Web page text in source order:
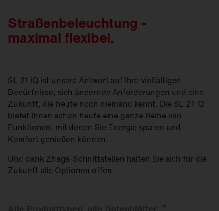
Straßen­beleuchtung -
maximal flexibel.
SL 21 iQ ist unsere Antwort auf Ihre vielfältigen
Bedürfnisse, sich ändernde Anforderungen und eine
Zukunft, die heute noch niemand kennt. Die SL 21 iQ
bietet Ihnen schon heute eine ganze Reihe von
Funktionen, mit denen Sie Energie sparen und
Komfort genießen können.
Und dank Zhaga-Schnittstellen halten Sie sich für die
Zukunft alle Optionen offen.